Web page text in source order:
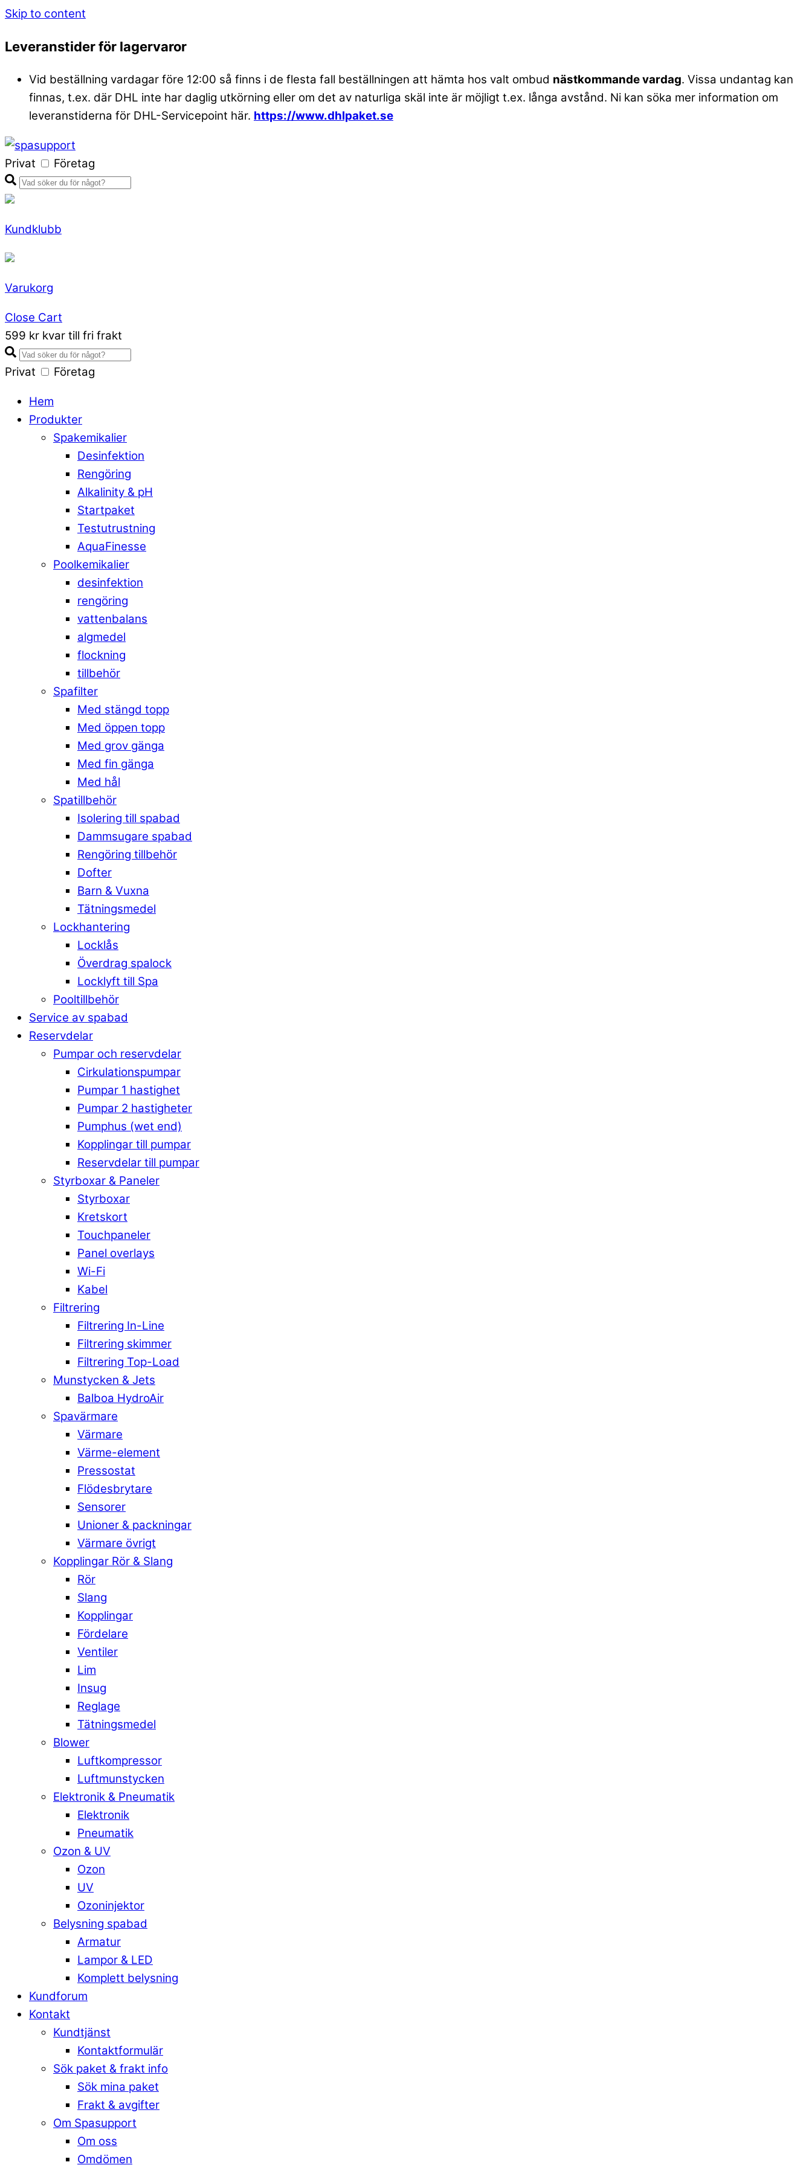
Skip to content
Leveranstider för lagervaror
Vid beställning vardagar före 12:00 så finns i de flesta fall beställningen att hämta hos valt ombud nästkommande vardag. Vissa undantag kan
finnas, t.ex. där DHL inte har daglig utkörning eller om det av naturliga skäl inte är möjligt t.ex. långa avstånd. Ni kan söka mer information om
leveranstiderna för DHL-Servicepoint här. https://www.dhlpaket.se
Privat Företag
Kundklubb
Varukorg
Close Cart
599 kr kvar till fri frakt
Privat Företag
Hem
Produkter
Spakemikalier
Desinfektion
Rengöring
Alkalinity & pH
Startpaket
Testutrustning
AquaFinesse
Poolkemikalier
desinfektion
rengöring
vattenbalans
algmedel
flockning
tillbehör
Spafilter
Med stängd topp
Med öppen topp
Med grov gänga
Med fin gänga
Med hål
Spatillbehör
Isolering till spabad
Dammsugare spabad
Rengöring tillbehör
Dofter
Barn & Vuxna
Tätningsmedel
Lockhantering
Locklås
Överdrag spalock
Locklyft till Spa
Pooltillbehör
Service av spabad
Reservdelar
Pumpar och reservdelar
Cirkulationspumpar
Pumpar 1 hastighet
Pumpar 2 hastigheter
Pumphus (wet end)
Kopplingar till pumpar
Reservdelar till pumpar
Styrboxar & Paneler
Styrboxar
Kretskort
Touchpaneler
Panel overlays
Wi-Fi
Kabel
Filtrering
Filtrering In-Line
Filtrering skimmer
Filtrering Top-Load
Munstycken & Jets
Balboa HydroAir
Spavärmare
Värmare
Värme-element
Pressostat
Flödesbrytare
Sensorer
Unioner & packningar
Värmare övrigt
Kopplingar Rör & Slang
Rör
Slang
Kopplingar
Fördelare
Ventiler
Lim
Insug
Reglage
Tätningsmedel
Blower
Luftkompressor
Luftmunstycken
Elektronik & Pneumatik
Elektronik
Pneumatik
Ozon & UV
Ozon
UV
Ozoninjektor
Belysning spabad
Armatur
Lampor & LED
Komplett belysning
Kundforum
Kontakt
Kundtjänst
Kontaktformulär
Sök paket & frakt info
Sök mina paket
Frakt & avgifter
Om Spasupport
Om oss
Omdömen